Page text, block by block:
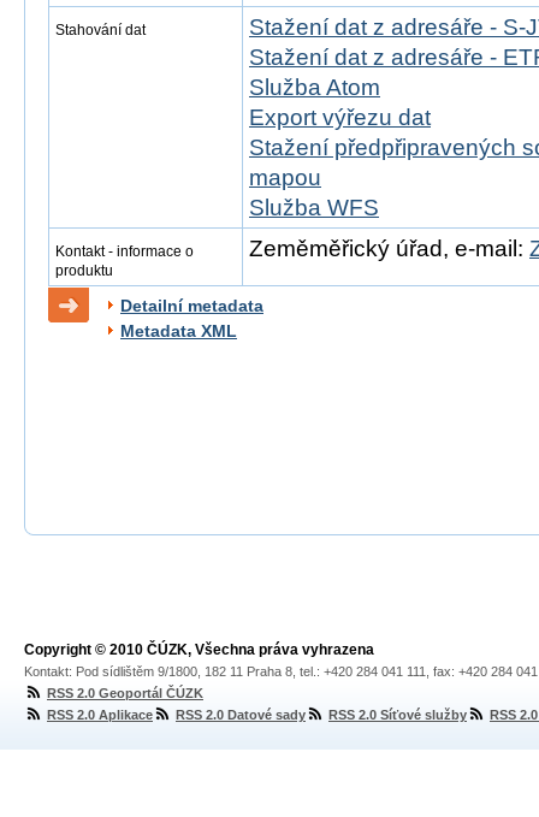
Stahování dat
Stažení dat z adresáře - S-
Stažení dat z adresáře -
Služba Atom
Export výřezu dat
Stažení předpřipravených
mapou
Služba WFS
Kontakt - informace o
produktu
Zeměměřický úřad, e-mail:
Detailní metadata
Metadata XML
Copyright © 2010 ČÚZK, Všechna práva vyhrazena
Kontakt: Pod sídlištěm 9/1800, 182 11 Praha 8, tel.: +420 284 041 111, fax: +420 284
RSS 2.0 Geoportál ČÚZK
RSS 2.0 Aplikace
RSS 2.0 Datové sady RSS 2.0 Síťové služby RSS